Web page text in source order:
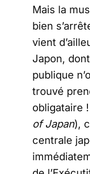
Mais la
bien
vient
Japon,
publique
trouvé
obligataire
of Japan),
centrale